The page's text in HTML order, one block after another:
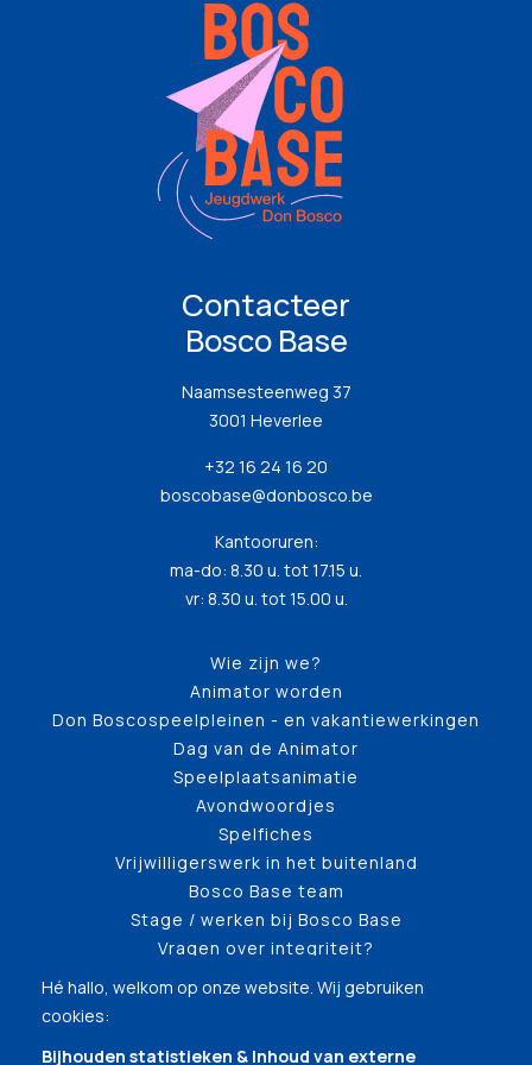
Contacteer
Bosco Base
Naamsesteenweg 37
3001 Heverlee
+32 16 24 16 20
boscobase@donbosco.be
Kantooruren:
ma-do: 8.30 u. tot 17.15 u.
vr: 8.30 u. tot 15.00 u.
Wie zijn we?
Animator worden
Don Boscospeelpleinen - en vakantiewerkingen
Dag van de Animator
Speelplaatsanimatie
Avondwoordjes
Spelfiches
Vrijwilligerswerk in het buitenland
Bosco Base team
Stage / werken bij Bosco Base
Vragen over integriteit?
Hé hallo, welkom op onze website. Wij gebruiken
cookies:
Bijhouden statistieken & Inhoud van externe